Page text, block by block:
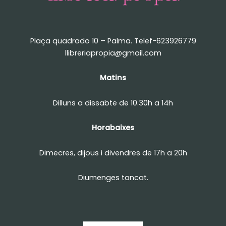
Plaça quadrado 10 – Palma. Telef-623926779
llibreriapropia@gmail.com
Matins
Dilluns a dissabte de 10.30h a 14h
Horabaixes
Dimecres, dijous i divendres de 17h a 20h
Diumenges tancat.